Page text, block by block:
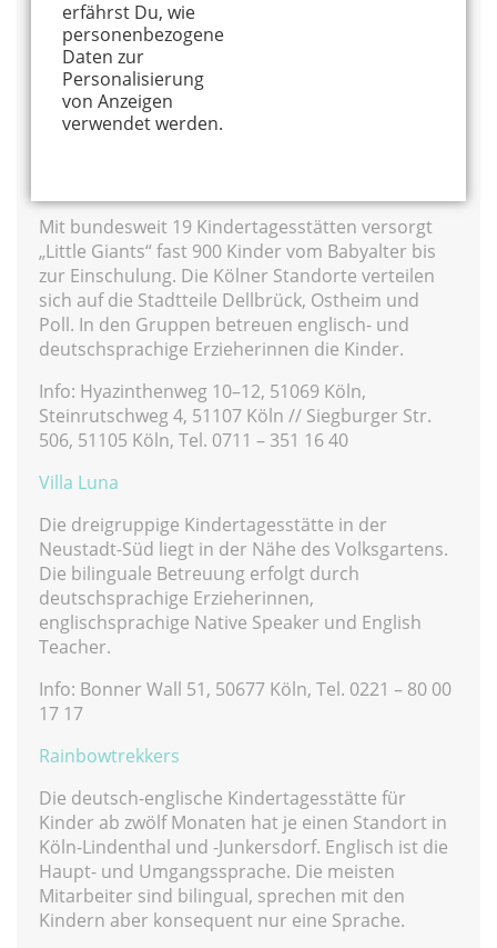
erfährst Du, wie
personenbezogene
Daten zur
Personalisierung
von Anzeigen
verwendet werden.
Kindergarten. Im letzten Jahr erhalten sie dort je
nach Bedarf englischen oder deutschen
Fremdsprachenunterricht.
Info: Husarenstr. 20, 50997 Köln, Tel. 02233 – 80
Mit bundesweit 19 Kindertagesstätten versorgt
„Little Giants“ fast 900 Kinder vom Babyalter bis
zur Einschulung. Die Kölner Standorte verteilen
sich auf die Stadtteile Dellbrück, Ostheim und
Poll. In den Gruppen betreuen englisch- und
deutschsprachige Erzieherinnen die Kinder.
Info: Hyazinthenweg 10–12, 51069 Köln,
Steinrutschweg 4, 51107 Köln // Siegburger Str.
506, 51105 Köln, Tel. 0711 – 351 16 40
Villa Luna
Die dreigruppige Kindertagesstätte in der
Neustadt-Süd liegt in der Nähe des Volksgartens.
Die bilinguale Betreuung erfolgt durch
deutschsprachige Erzieherinnen,
englischsprachige Native Speaker und English
Teacher.
Info: Bonner Wall 51, 50677 Köln, Tel. 0221 – 80 00
17 17
Rainbowtrekkers
Die deutsch-englische Kindertagesstätte für
Kinder ab zwölf Monaten hat je einen Standort in
Köln-Lindenthal und -Junkersdorf. Englisch ist die
Haupt- und Umgangssprache. Die meisten
Mitarbeiter sind bilingual, sprechen mit den
Kindern aber konsequent nur eine Sprache.